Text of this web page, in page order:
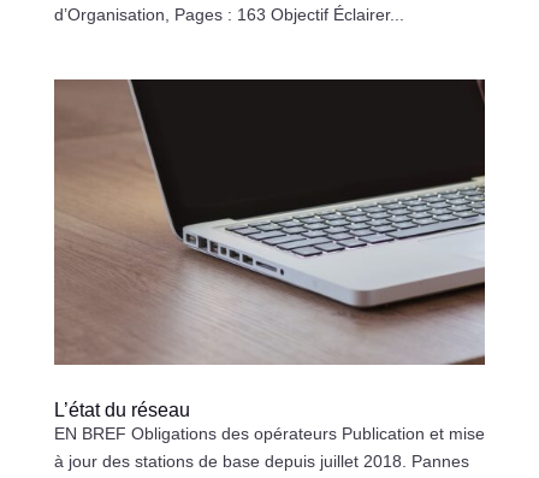
d’Organisation, Pages : 163 Objectif Éclairer...
L’état du réseau
EN BREF Obligations des opérateurs Publication et mise
à jour des stations de base depuis juillet 2018. Pannes